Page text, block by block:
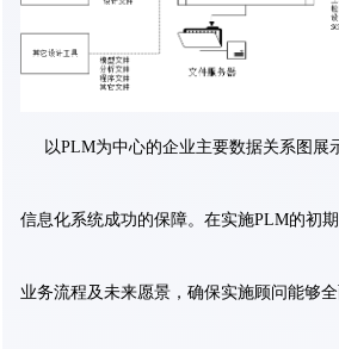
以PLM为中心的企业主要数据关系图展
信息化系统成功的保障。在实施PLM的初
业务流程及未来愿景，确保实施顾问能够